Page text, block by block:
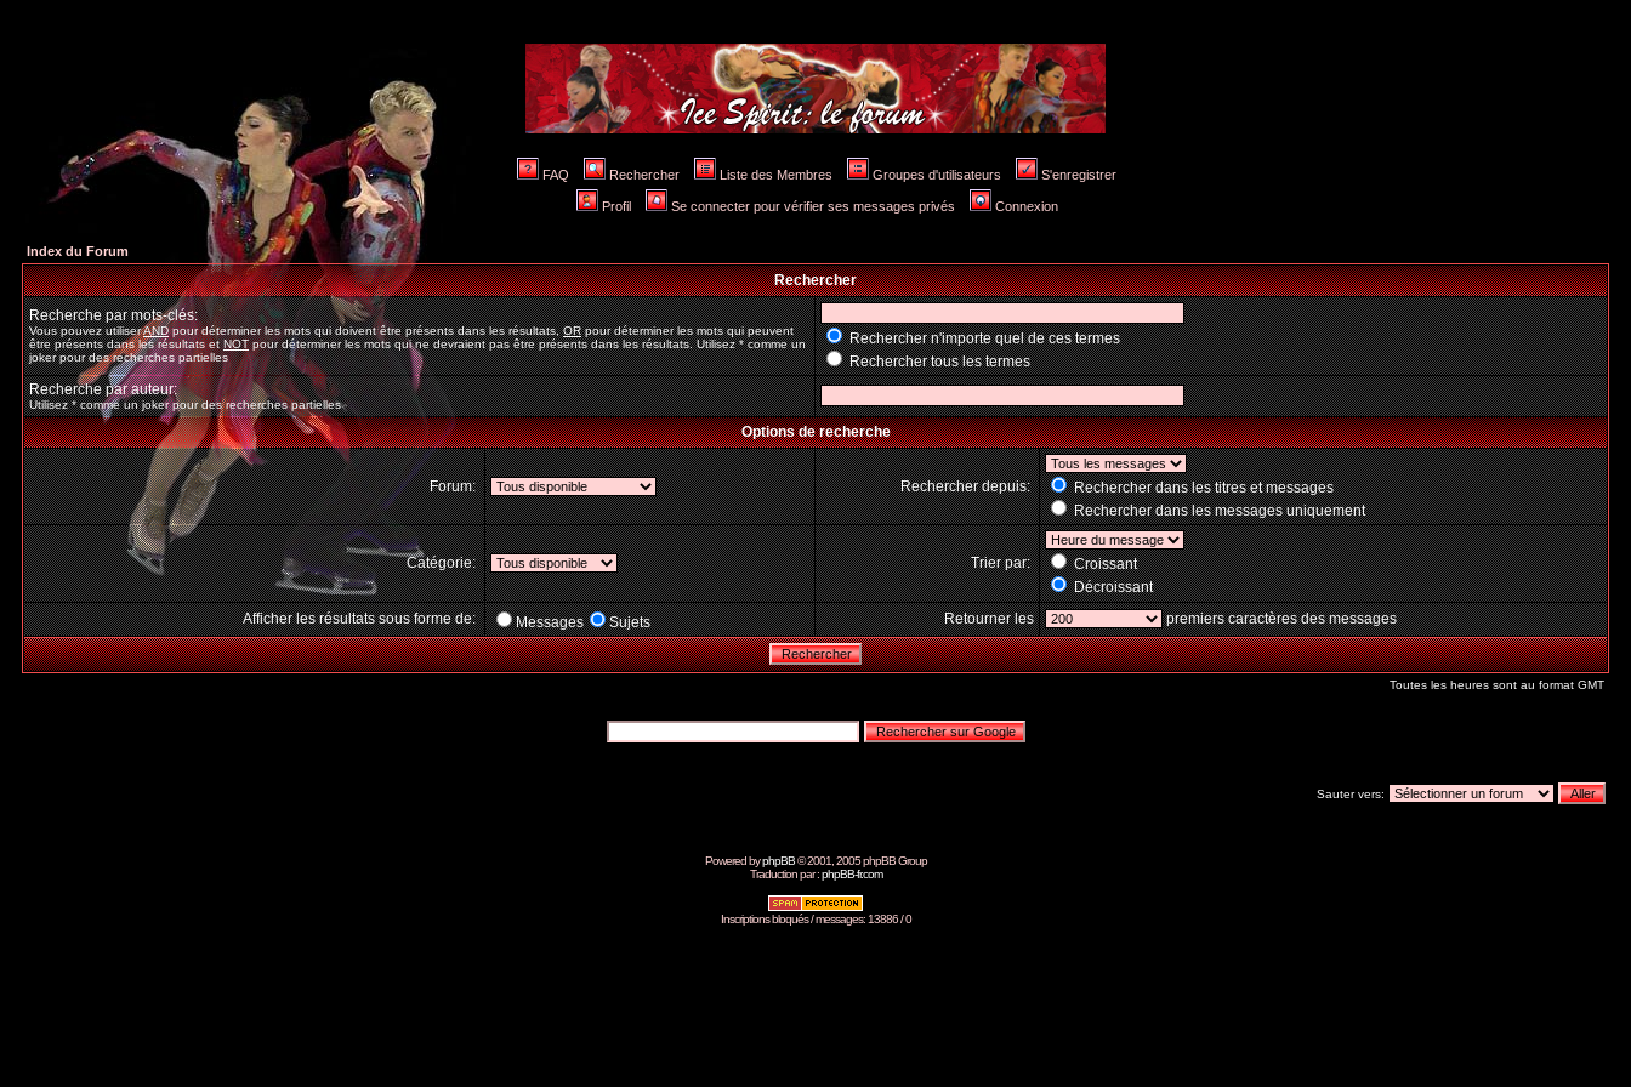
FAQ Rechercher Liste des Membres Groupes d'utilisateurs S'enregistrer
Profil Se connecter pour vérifier ses messages privés Connexion
Index du Forum
Rechercher
Recherche par mots-clés:
Vous pouvez utiliserANDpour déterminer les mots qui doivent être présents dans les résultats,ORpour déterminer les mots qui peuvent
être présents dans les résultats etNOTpour déterminer les mots qui ne devraient pas être présents dans les résultats. Utilisez * comme un
joker pour des recherches partielles
Rechercher n'importe quel de ces termes
Rechercher tous les termes
Recherche par auteur:
Utilisez * comme un joker pour des recherches partielles
Options de recherche
Forum: Rechercher depuis:
Rechercher dans les titres et messages
Rechercher dans les messages uniquement
Catégorie: Trier par:
Croissant
Décroissant
Afficher les résultats sous forme de:
Messages Sujets Retourner les premiers caractères des messages
Toutes les heures sont au format GMT
Sauter vers:
Powered byphpBB© 2001, 2005 phpBB Group
Traduction par :phpBB-fr.com
Inscriptions bloqués / messages: 13886 / 0